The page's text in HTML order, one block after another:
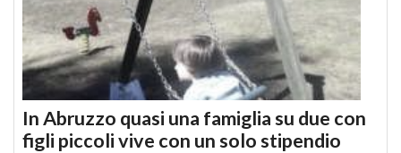
In Abruzzo quasi una famiglia su due con
figli piccoli vive con un solo stipendio